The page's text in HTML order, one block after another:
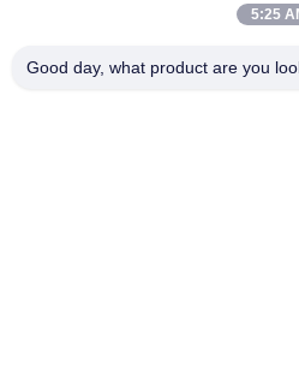
5:25
Good day, what product are you